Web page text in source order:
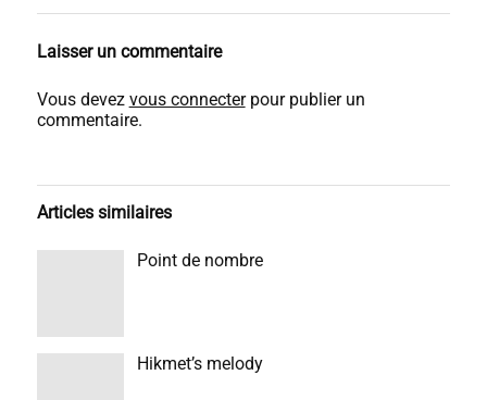
Laisser un commentaire
Vous devez vous connecterpour publier un
commentaire.
Articles similaires
Point de nombre
Hikmet’s melody